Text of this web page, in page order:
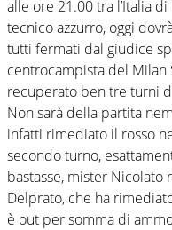
alle ore 21.00 tra l’Italia
tecnico azzurro, oggi
tutti fermati dal giudice
centrocampista del Milan
recuperato ben tre turni
Non sarà della partita
infatti rimediato il rosso
secondo turno,
bastasse, mister Nicolato
Delprato, che ha
è out per somma di